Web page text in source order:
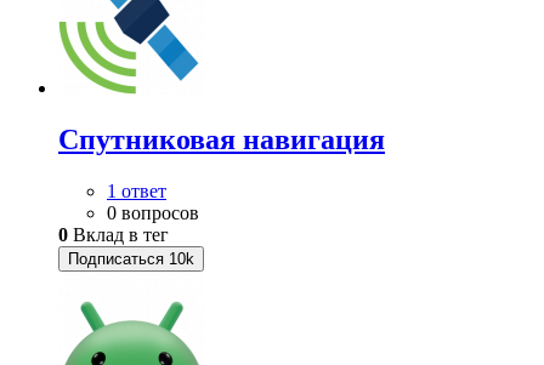
Спутниковая навигация
1 ответ
0 вопросов
0 Вклад в тег
Подписаться 10k